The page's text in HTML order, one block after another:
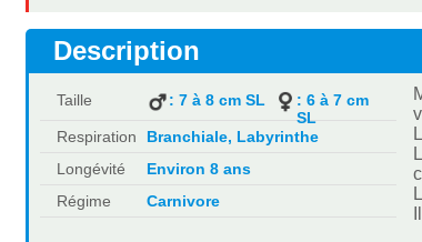
Description
Taille : 7 à 8 cm SL
: 6 à 7 cm
SL
Respiration
Branchiale, Labyrinthe
Longévité
Environ 8 ans
Régime
Carnivore